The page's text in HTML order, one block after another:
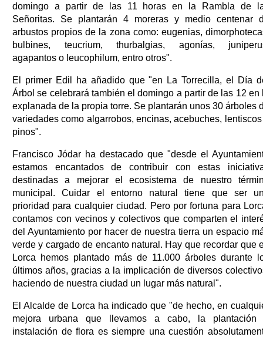
domingo a partir de las 11 horas en la Rambla de
Señoritas. Se plantarán 4 moreras y medio centenar
arbustos propios de la zona como: eugenias,
bulbines, teucrium, thurbalgias, agonías,
agapantos o leucophilum, entro otros".
El primer Edil ha añadido que "en La Torrecilla, el Día
Árbol se celebrará también el domingo a partir de las 12 en
explanada de la propia torre. Se plantarán unos 30 árboles
variedades como algarrobos, encinas, acebuches,
pinos".
Francisco Jódar ha destacado que "desde el
estamos encantados de contribuir con estas
destinadas a mejorar el ecosistema de nuestro
municipal. Cuidar el entorno natural tiene que ser
prioridad para cualquier ciudad. Pero por fortuna para
contamos con vecinos y colectivos que comparten el
del Ayuntamiento por hacer de nuestra tierra un espacio
verde y cargado de encanto natural. Hay que recordar que
Lorca hemos plantado más de 11.000 árboles durante
últimos años, gracias a la implicación de diversos
haciendo de nuestra ciudad un lugar más natural".
El Alcalde de Lorca ha indicado que "de hecho, en
mejora urbana que llevamos a cabo, la plantación
instalación de flora es siempre una cuestión